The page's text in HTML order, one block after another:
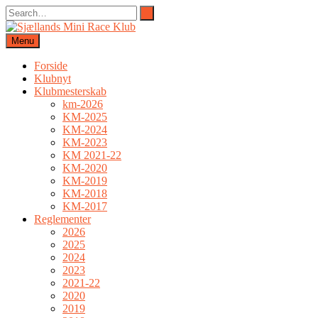
Menu
Forside
Klubnyt
Klubmesterskab
km-2026
KM-2025
KM-2024
KM-2023
KM 2021-22
KM-2020
KM-2019
KM-2018
KM-2017
Reglementer
2026
2025
2024
2023
2021-22
2020
2019